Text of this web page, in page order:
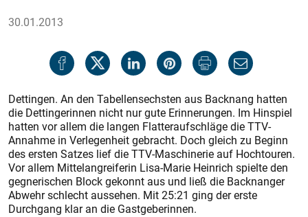
30.01.2013
Dettingen. An den Tabellensechsten aus Backnang hatten
die Dettingerinnen nicht nur gute Erinnerungen. Im Hinspiel
hatten vor allem die langen Flatteraufschläge die TTV-
Annahme in Verlegenheit gebracht. Doch gleich zu Beginn
des ersten Satzes lief die TTV-Maschinerie auf Hochtouren.
Vor allem Mittelangreiferin Lisa-Marie Heinrich spielte den
gegnerischen Block gekonnt aus und ließ die Backnanger
Abwehr schlecht aussehen. Mit 25:21 ging der erste
Durchgang klar an die Gastgeberinnen.